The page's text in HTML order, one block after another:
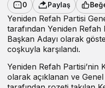
0 Paylaş
Yeniden Refah Partisi
tarafından Yeniden Refah
Başkan Adayı olarak
coşkuyla karşılandı.
Yeniden Refah Partisi’nin
olarak açıklanan ve